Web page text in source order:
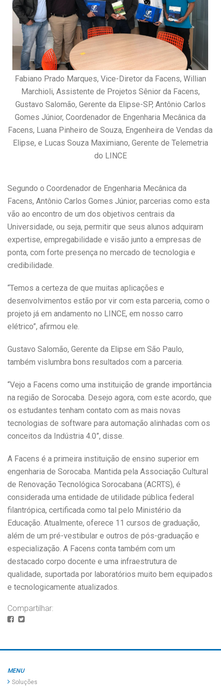
Fabiano Prado Marques, Vice-Diretor da Facens, Willian
Marchioli, Assistente de Projetos Sênior da Facens,
Gustavo Salomão, Gerente da Elipse-SP, Antônio Carlos
Gomes Júnior, Coordenador de Engenharia Mecânica da
Facens, Luana Pinheiro de Souza, Engenheira de Vendas da
Elipse, e Lucas Souza Maximiano, Gerente de Telemetria
do LINCE
Segundo o Coordenador de Engenharia Mecânica da
Facens, Antônio Carlos Gomes Júnior, parcerias como esta
vão ao encontro de um dos objetivos centrais da
Universidade, ou seja, permitir que seus alunos adquiram
expertise, empregabilidade e visão junto a empresas de
ponta, com forte presença no mercado de tecnologia e
credibilidade.
“Temos a certeza de que muitas aplicações e
desenvolvimentos estão por vir com esta parceria, como o
projeto já em andamento no LINCE, em nosso carro
elétrico”, afirmou ele.
Gustavo Salomão, Gerente da Elipse em São Paulo,
também vislumbra bons resultados com a parceria.
“Vejo a Facens como uma instituição de grande importância
na região de Sorocaba. Desejo agora, com este acordo, que
os estudantes tenham contato com as mais novas
tecnologias de software para automação alinhadas com os
conceitos da Indústria 4.0”, disse.
A Facens é a primeira instituição de ensino superior em
engenharia de Sorocaba. Mantida pela Associação Cultural
de Renovação Tecnológica Sorocabana (ACRTS), é
considerada uma entidade de utilidade pública federal
filantrópica, certificada como tal pelo Ministério da
Educação. Atualmente, oferece 11 cursos de graduação,
além de um pré-vestibular e outros de pós-graduação e
especialização. A Facens conta também com um
destacado corpo docente e uma infraestrutura de
qualidade, suportada por laboratórios muito bem equipados
e tecnologicamente atualizados.
Compartilhar:
MENU
Soluções